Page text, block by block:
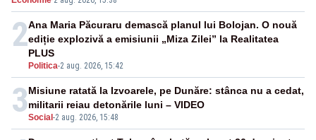
2
Politica-2 aug. 2026, 15:42
Ana Maria Păcuraru demască planul lui Bolojan. O nouă
ediție explozivă a emisiunii „Miza Zilei” la Realitatea
PLUS
3Social -2 aug. 2026, 15:48
Misiune ratată la Izvoarele, pe Dunăre: stânca nu a cedat,
militarii reiau detonările luni – VIDEO